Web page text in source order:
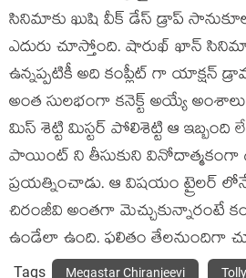
సినిమాకు ఖుషి వీక్ డేస్ డ్రాప్
ఎదురు చూస్తోంది. షారుఖ్ ఖాన్
ఉన్నప్పటికీ అది కంప్లీట్ గా యాక్షన్
అంత సులభంగా కనెక్ట్ అయ్యే
మిస్ శెట్టి మిస్టర్ పోలిశెట్టి ఆ ఇబ్బంది
పాయింట్ ని తీసుకుని వినోదాత్మకంగా
ప్రయత్నించాడు. ఆ విషయం ట్రైలర్
చిరంజీవి అంతగా మెచ్చుకున్నారంటే
ఉండేలా ఉంది. ఫలితం తేలనుందిగా
Tags Megastar Chiranjeevi